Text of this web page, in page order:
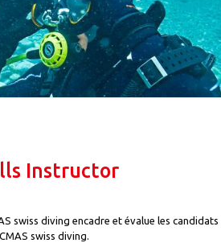
Instructor
swiss diving encadre et évalue les
swiss diving.